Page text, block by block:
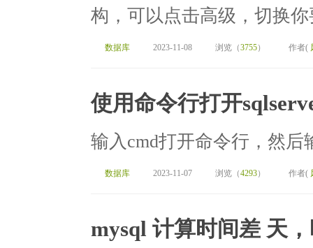
构，可以点击高级，切换
数据库 2023-11-08 浏览（3755） 作者(
使用命令行打开
输入cmd打开命令行，然后
数据库 2023-11-07 浏览（4293） 作者(
mysql 计算时间差 天